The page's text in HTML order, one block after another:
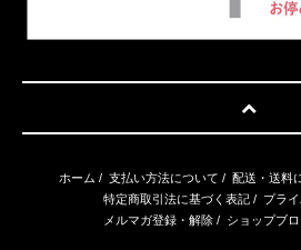
ホーム / 支払い方法について / 配送・送料
特定商取引法に基づく表記/ プラ
メルマガ登録・解除 / ショップブ